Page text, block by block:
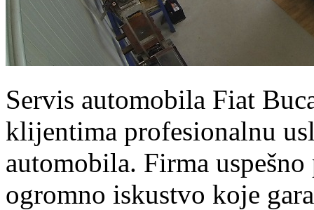
Servis automobila Fiat
klijentima profesionalnu
automobila. Firma
ogromno iskustvo koje